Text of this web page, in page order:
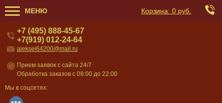
МЕНЮ Корзина: 0 руб.
+7 (495) 888-45-67
+7(919) 012-24-64
aleksei64200@mail.ru
Прием заявок с сайта 24/7
Обработка заказов с 08:00 до 22:00
Мы в соцсетях: